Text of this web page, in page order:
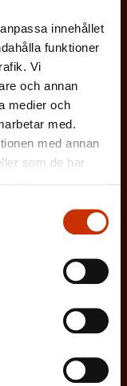
innehållet
funktioner
Vi
och annan
medier och
med.
med annan
som de har